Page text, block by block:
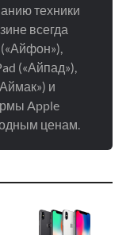
техники
всегда
(«Айпад»),
и
Apple
ценам.